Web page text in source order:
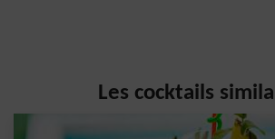
Les cocktails